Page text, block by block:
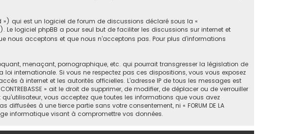
») qui est un logiciel de forum de discussions déclaré sous la «
Le logiciel phpBB a pour seul but de faciliter les discussions sur internet et
acceptons et que nous n’acceptons pas. Pour plus d’informations
menaçant, pornographique, etc. qui pourrait transgresser la législation de
loi internationale. Si vous ne respectez pas ces dispositions, vous vous exposez
à internet et les autorités officielles. L’adresse IP de tous les messages est
» ait le droit de supprimer, de modifier, de déplacer ou de verrouiller
vous acceptez que toutes les informations que vous avez
à une tierce partie sans votre consentement, ni « FORUM DE LA
informatique visant à compromettre vos données.